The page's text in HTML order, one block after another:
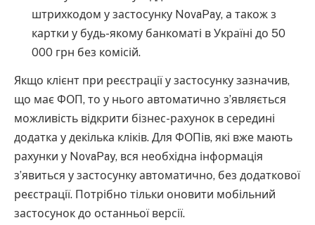
штрихкодом у застосунку NovaPay, а також з
картки у будь-якому банкоматі в Україні до 50
000 грн без комісій.
Якщо клієнт при реєстрації у застосунку зазначив,
що має ФОП, то у нього автоматично з’являється
можливість відкрити бізнес-рахунок в середині
додатка у декілька кліків. Для ФОПів, які вже мають
рахунки у NovaPay, вся необхідна інформація
з’явиться у застосунку автоматично, без додаткової
реєстрації. Потрібно тільки оновити мобільний
застосунок до останньої версії.